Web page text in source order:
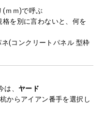
(ｍｍ)で呼ぶ
を別に言わないと、何を
(コンクリートパネル 型枠
、 ヤード
からアイアン番手を選択し